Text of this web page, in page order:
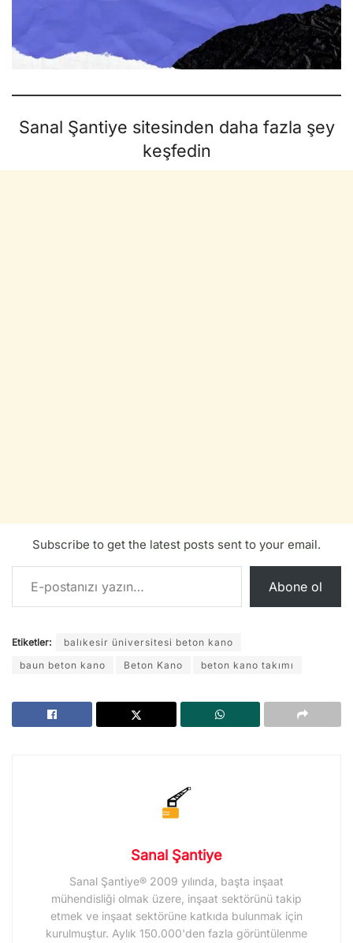
Sanal Şantiye sitesinden daha fazla şey
keşfedin
Subscribe to get the latest posts sent to your email.
E-postanızı yazın…
Abone ol
Etiketler:
balıkesir üniversitesi beton kano
baun beton kano
Beton Kano beton kano takımı
Sanal Şantiye
Sanal Şantiye® 2009 yılında, başta inşaat
mühendisliği olmak üzere, inşaat sektörünü takip
etmek ve inşaat sektörüne katkıda bulunmak için
kurulmuştur. Aylık 150.000'den fazla görüntülenme